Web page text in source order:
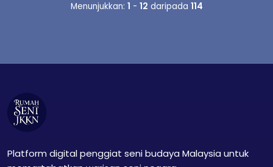
Menunjukkan: 1 - 12 daripada 114
Platform digital penggiat seni budaya Malaysia untuk